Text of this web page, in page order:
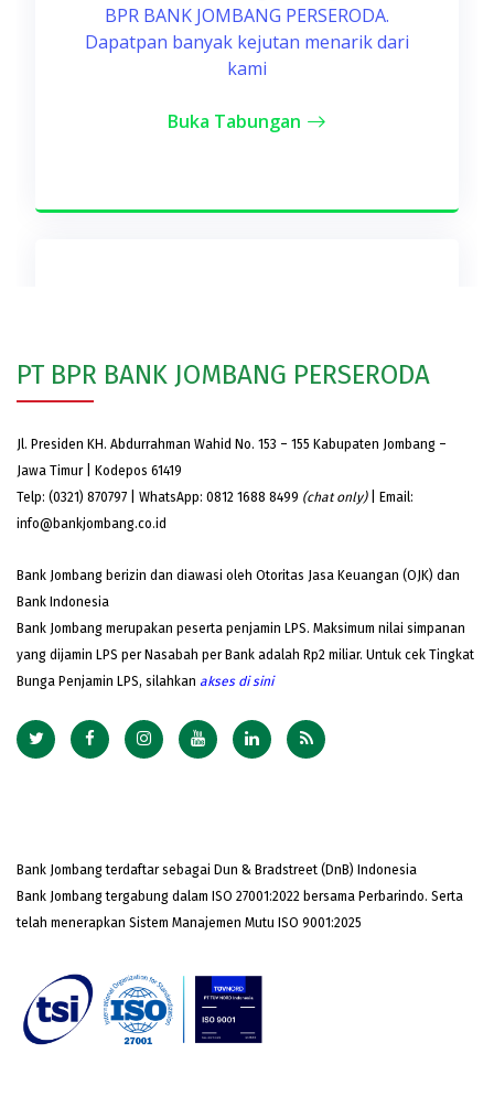
PT BPR BANK JOMBANG PERSERODA
Jl. Presiden KH. Abdurrahman Wahid No. 153 – 155 Kabupaten Jombang –
Jawa Timur | Kodepos 61419
Telp: (0321) 870797 | WhatsApp: 0812 1688 8499 (chat only)| Email:
info@bankjombang.co.id
Bank Jombang berizin dan diawasi oleh Otoritas Jasa Keuangan (OJK) dan
Bank Indonesia
Bank Jombang merupakan peserta penjamin LPS. Maksimum nilai simpanan
yang dijamin LPS per Nasabah per Bank adalah Rp2 miliar. Untuk cek Tingkat
Bunga Penjamin LPS, silahkan akses di sini
Bank Jombang terdaftar sebagai Dun & Bradstreet (DnB) Indonesia
Bank Jombang tergabung dalam ISO 27001:2022 bersama Perbarindo. Serta
telah menerapkan Sistem Manajemen Mutu ISO 9001:2025